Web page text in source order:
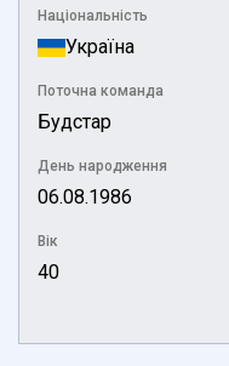
Національність
Україна
Поточна команда
Будстар
День народження
06.08.1986
Вік
40